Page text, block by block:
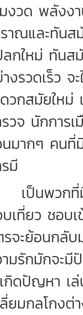
งวด พลังง
าณและทันส
กใหม่ ทันส
งรวดเร็ว จ
วกสมัยใหม่
วจ นักการ
มากๆ คนที่
มี
ป็นพวกที่มี
เที่ยว ชอบเ
จะย้อนกลับ
มรักมักจะ
กิดปัญหา เ
ยมกลโกงต่